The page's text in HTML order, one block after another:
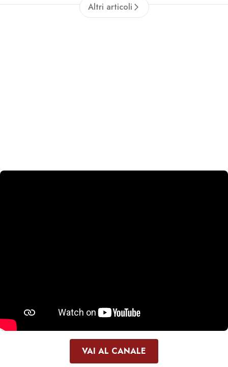
Altri articoli
VAI AL CANALE